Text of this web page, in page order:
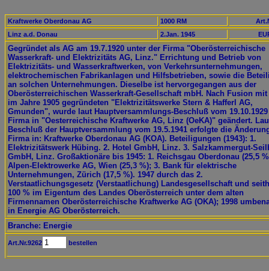
Kraftwerke Oberdonau AG 1000 RM
Linz a.d. Donau
2.Jan. 1945
Gegründet als AG am 19.7.1920 unter der Firma "Oberösterreichische
Wasserkraft- und Elektrizitäts AG, Linz." Errichtung und Betrieb von
Elektrizitäts- und Wasserkraftwerken, von Verkehrsunternehmungen,
elektrochemischen Fabrikanlagen und Hilfsbetrieben, sowie die
an solchen Unternehmungen. Dieselbe ist hervorgegangen aus der
Oberösterreichischen Wasserkraft-Gesellschaft mbH. Nach Fusion mit
im Jahre 1905 gegründeten "Elektrizitätswerke Stern & Hafferl AG,
Gmunden", wurde laut Hauptversammlungs-Beschluß vom
Firma in "Oesterreichische Kraftwerke AG, Linz (OeKA)" geändert.
Beschluß der Hauptversammlung vom 19.5.1941 erfolgte die
Firma in: Kraftwerke Oberdonau AG (KOA). Beteiligungen (1943): 1.
Elektrizitätswerk Hübing. 2. Hotel GmbH, Linz. 3. Salzkammergut-
GmbH, Linz. Großaktionäre bis 1945: 1. Reichsgau Oberdonau (25,5
Alpen-Elektrowerke AG, Wien (25,3 %); 3. Bank für elektrische
Unternehmungen, Zürich (17,5 %). 1947 durch das 2.
Verstaatlichungsgesetz (Verstaatlichung) Landesgesellschaft und
100 % im Eigentum des Landes Oberösterreich unter dem alten
Firmennamen Oberösterreichische Kraftwerke AG (OKA); 1998
in Energie AG Oberösterreich.
Branche: Energie
Art.Nr.9262 bestellen